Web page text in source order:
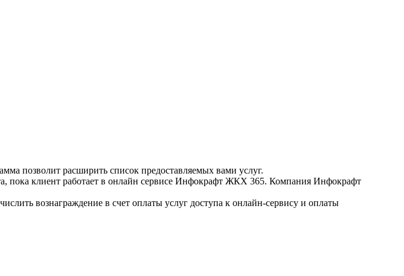
позволит расширить список предоставляемых вами услуг.
пока клиент работает в онлайн сервисе Инфокрафт ЖКХ 365. Компания Инфокрафт
вознаграждение в счет оплаты услуг доступа к онлайн-сервису и оплаты